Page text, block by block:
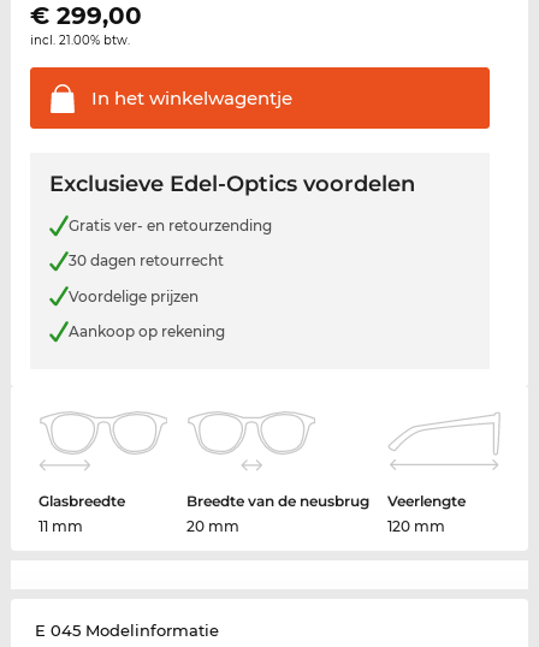
€ 299,00
incl. 21.00% btw.
In hetwinkelwagentje
Exclusieve Edel-Optics voordelen
Gratis ver- en retourzending
30 dagen retourrecht
Voordelige prijzen
Aankoop op rekening
Glasbreedte
11 mm
Breedte van de neusbrug
20 mm
Veerlengte
120 mm
E 045 Modelinformatie